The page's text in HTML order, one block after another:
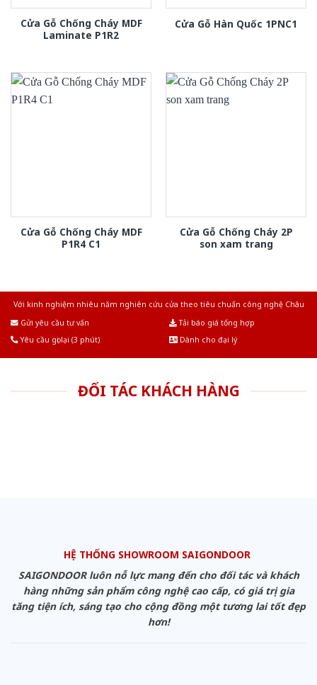
Cửa Gỗ Chống Cháy MDF
Laminate P1R2
Cửa Gỗ Hàn Quốc 1PNC1
Cửa Gỗ Chống Cháy MDF
P1R4 C1
Cửa Gỗ Chống Cháy 2P
son xam trang
Với kinh nghiệm nhiêu năm nghiên cứu cửa theo tiêu chuẩn công nghệ Châu
Gửi yêu cầu tư vấn
Tải báo giá tổng hợp
Yêu cầu gọi lại (3 phút)
Dành cho đại lý
ĐỐI TÁC KHÁCH HÀNG
HỆ THỐNG SHOWROOM SAIGONDOOR
SAIGONDOOR luôn nỗ lực mang đến cho đối tác và khách
hàng những sản phẩm công nghệ cao cấp, có giá trị gia
tăng tiện ích, sáng tạo cho cộng đồng một tương lai tốt đẹp
hơn!